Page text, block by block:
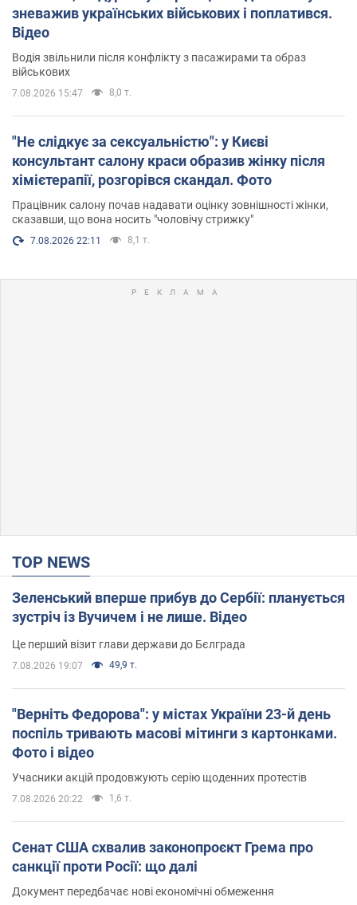
зневажив українських військових і поплатився.
Відео
Водія звільнили після конфлікту з пасажирами та образ
військових
7.08.2026 15:47 8,0 т.
"Не слідкує за сексуальністю": у Києві
консультант салону краси образив жінку після
хімієтерапії, розгорівся скандал. Фото
Працівник салону почав надавати оцінку зовнішності жінки,
сказавши, що вона носить "чоловічу стрижку"
7.08.2026 22:11 8,1 т.
TOP NEWS
Зеленський вперше прибув до Сербії: планується
зустріч із Вучичем і не лише. Відео
Це перший візит глави держави до Бєлграда
7.08.2026 19:07 49,9 т.
"Верніть Федорова": у містах України 23-й день
поспіль тривають масові мітинги з картонками.
Фото і відео
Учасники акцій продовжують серію щоденних протестів
7.08.2026 20:22 1,6 т.
Сенат США схвалив законопроєкт Грема про
санкції проти Росії: що далі
Документ передбачає нові економічні обмеження